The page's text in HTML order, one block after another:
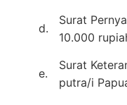
d.
Surat
10.000
e.
Surat
putra/i